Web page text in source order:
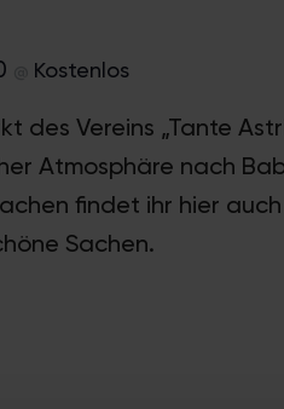
Kostenlos
des Vereins „Tante
Atmosphäre nach
findet ihr hier
Sachen.